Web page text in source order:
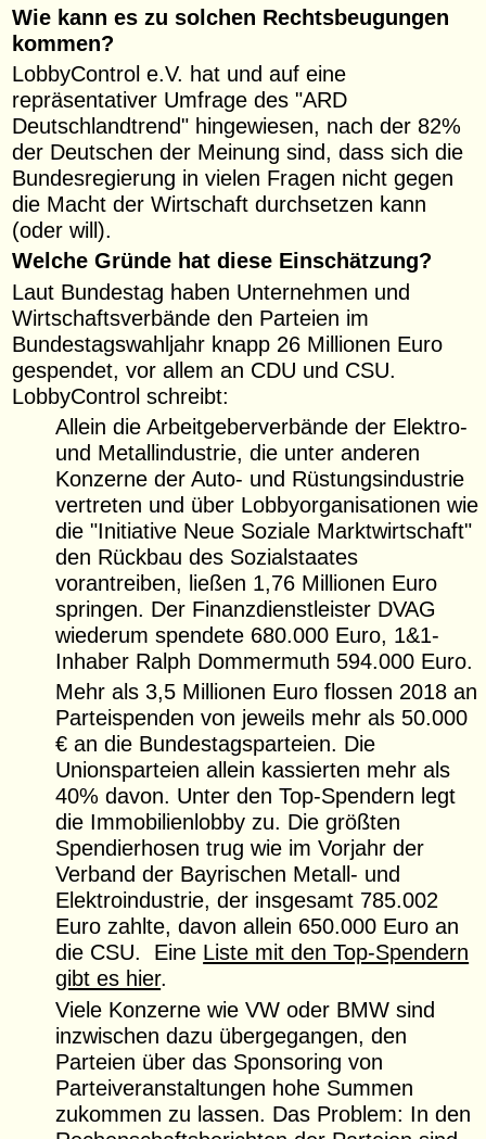
Wie kann es zu solchen Rechtsbeugungen
kommen?
LobbyControl e.V. hat und auf eine
repräsentativer Umfrage des "ARD
Deutschlandtrend" hingewiesen, nach der 82%
der Deutschen der Meinung sind, dass sich die
Bundesregierung in vielen Fragen nicht gegen
die Macht der Wirtschaft durchsetzen kann
(oder will).
Welche Gründe hat diese Einschätzung?
Laut Bundestag haben Unternehmen und
Wirtschaftsverbände den Parteien im
Bundestagswahljahr knapp 26 Millionen Euro
gespendet, vor allem an CDU und CSU.
LobbyControl schreibt:
Allein die Arbeitgeberverbände der Elektro-
und Metallindustrie, die unter anderen
Konzerne der Auto- und Rüstungsindustrie
vertreten und über Lobbyorganisationen wie
die "Initiative Neue Soziale Marktwirtschaft"
den Rückbau des Sozialstaates
vorantreiben, ließen 1,76 Millionen Euro
springen. Der Finanzdienstleister DVAG
wiederum spendete 680.000 Euro, 1&1-
Inhaber Ralph Dommermuth 594.000 Euro.
Mehr als 3,5 Millionen Euro flossen 2018 an
Parteispenden von jeweils mehr als 50.000
€ an die Bundestagsparteien. Die
Unionsparteien allein kassierten mehr als
40% davon. Unter den Top-Spendern legt
die Immobilienlobby zu. Die größten
Spendierhosen trug wie im Vorjahr der
Verband der Bayrischen Metall- und
Elektroindustrie, der insgesamt 785.002
Euro zahlte, davon allein 650.000 Euro an
die CSU. Eine Liste mit den Top-Spendern
gibt es hier.
Viele Konzerne wie VW oder BMW sind
inzwischen dazu übergegangen, den
Parteien über das Sponsoring von
Parteiveranstaltungen hohe Summen
zukommen zu lassen. Das Problem: In den